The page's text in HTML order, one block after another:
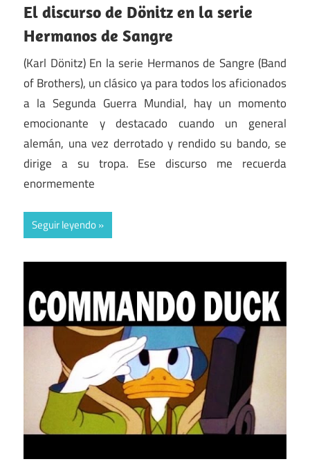
El discurso de Dönitz en la serie
Hermanos de Sangre
(Karl Dönitz) En la serie Hermanos de Sangre (Band
of Brothers), un clásico ya para todos los aficionados
a la Segunda Guerra Mundial, hay un momento
emocionante y destacado cuando un general
alemán, una vez derrotado y rendido su bando, se
dirige a su tropa. Ese discurso me recuerda
enormemente
Seguir leyendo